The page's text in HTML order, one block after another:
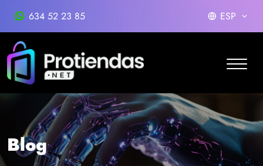
634 52 23 85 ESP
Blog